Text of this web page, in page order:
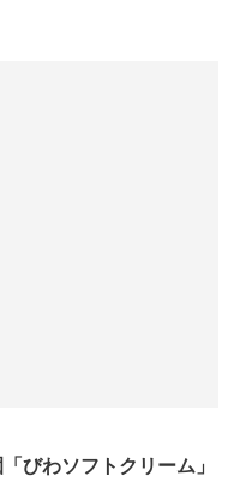
びわソフトクリーム」